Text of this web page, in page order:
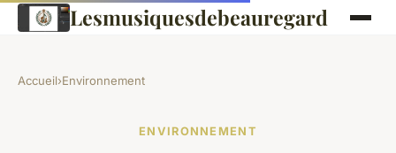
Lesmusiquesdebeauregard
Accueil›Environnement
ENVIRONNEMENT